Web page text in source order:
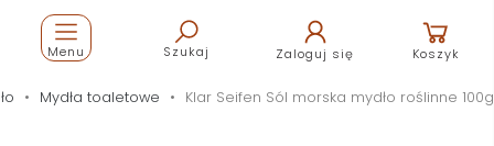
Szukaj Zaloguj się Koszyk
Menu
Mydła toaletowe Klar Seifen Sól morska mydło roślinne 100g